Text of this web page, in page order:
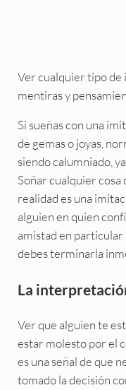
Ver cualquier tipo de
mentiras y
Si sueñas con una
de gemas o joyas,
siendo calumniado,
Soñar cualquier
realidad es una
alguien en quien
amistad en particular
debes terminarla
La
Ver que alguien te
estar molesto por el
es una señal de que
tomado la decisión